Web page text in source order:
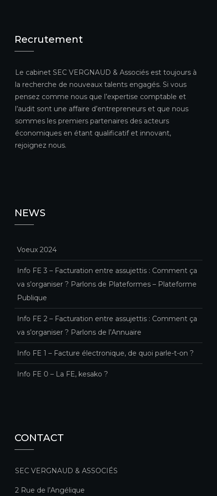
Recrutement
Le cabinet SEC VERGNAUD & Associés est toujours à
la recherche de nouveaux talents engagés. Si vous
pensez comme nous que l’expertise comptable et
l’audit sont une affaire d’entrepreneurs et que nous
sommes les premiers partenaires des acteurs
économiques en étant qualificatif et innovant,
rejoignez nous.
NEWS
Voeux 2024
Info FE 3 – Facturation entre assujettis : Comment ça
va s’organiser ? Parlons de Plateformes – Plateforme
Publique
Info FE 2 – Facturation entre assujettis : Comment ça
va s’organiser ? Parlons de l’Annuaire
Info FE 1 – Facture électronique, de quoi parle-t-on ?
Info FE 0 – La FE, kesako ?
CONTACT
SEC VERGNAUD & ASSOCIÉS
2 Rue de l’Angélique